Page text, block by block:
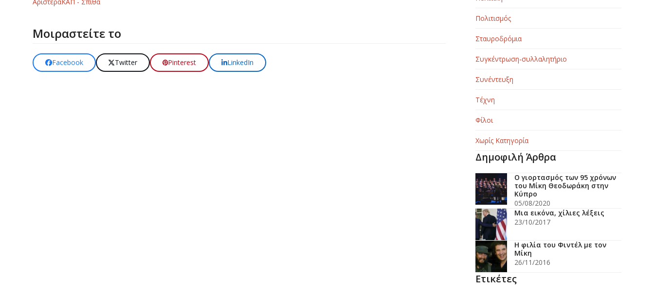
Μοιραστείτε το
Facebook Twitter Pinterest LinkedIn
Πολιτισμός
Σταυροδρόμια
Συγκέντρωση-συλλαλητήριο
Συνέντευξη
Τέχνη
Φίλοι
Χωρίς Κατηγορία
Δημοφιλή Άρθρα
Ο γιορτασμός των 95 χρόνων
του Μίκη Θεοδωράκη στην
Κύπρο
05/08/2020
Μια εικόνα, χίλιες λέξεις
23/10/2017
Η φιλία του Φιντέλ με τον
Μίκη
26/11/2016
Ετικέτες